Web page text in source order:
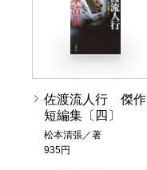
佐渡流人行 傑作
短編集〔四〕
松本清張／著
935円